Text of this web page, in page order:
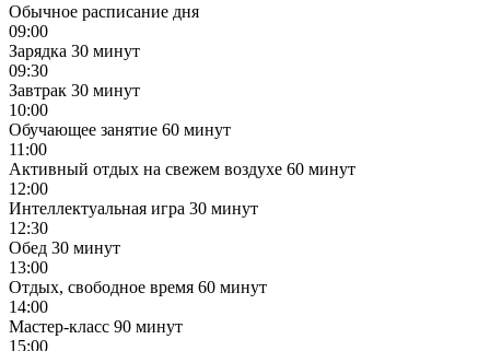
Обычное расписание дня
09:00
Зарядка 30 минут
09:30
Завтрак 30 минут
10:00
Обучающее занятие 60 минут
11:00
Активный отдых на свежем воздухе 60 минут
12:00
Интеллектуальная игра 30 минут
12:30
Обед 30 минут
13:00
Отдых, свободное время 60 минут
14:00
Мастер-класс 90 минут
15:00